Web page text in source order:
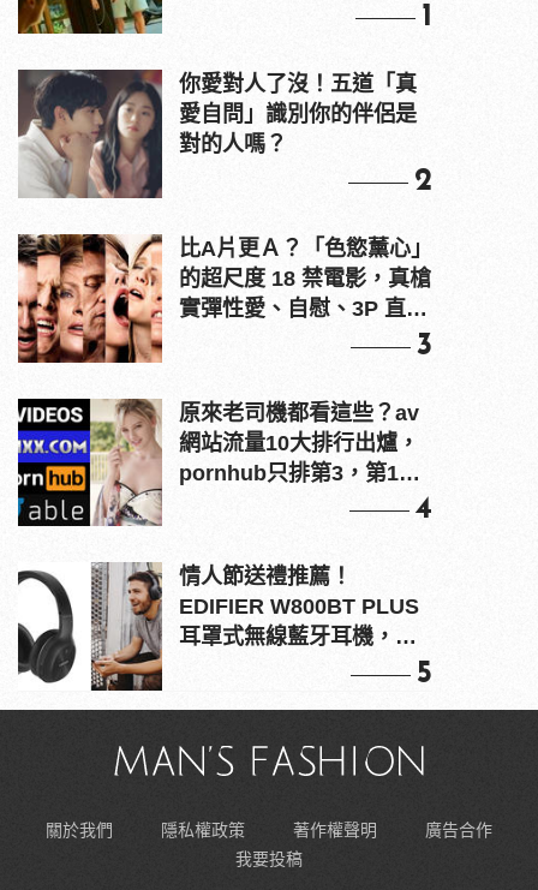
1
你愛對人了沒！五道「真
愛自問」識別你的伴侶是
對的人嗎？
2
比A片更Ａ？「色慾薰心」
的超尺度 18 禁電影，真槍
實彈性愛、自慰、3P 直接
3
原來老司機都看這些？av
網站流量10大排行出爐，
pornhub只排第3，第1名
4
情人節送禮推薦！
EDIFIER W800BT PLUS
耳罩式無線藍牙耳機，在
5
關於我們 隱私權政策 著作權聲明
廣告合作
我要投稿